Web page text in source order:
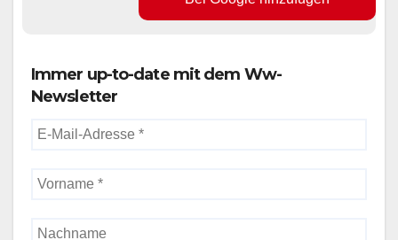
Immer up-to-date mit dem Ww-
Newsletter